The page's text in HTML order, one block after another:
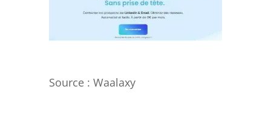
Source : Waalaxy